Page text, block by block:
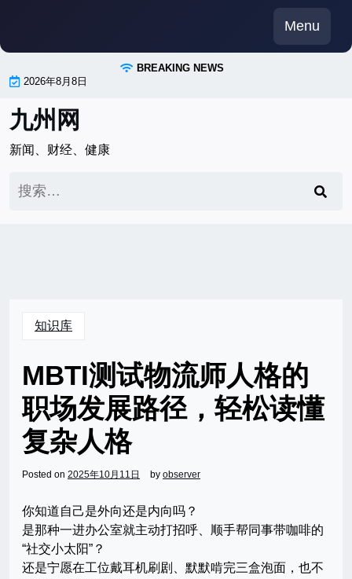
content
Menu
BREAKING NEWS
2026年8月8日
九州网
新闻、财经、健康
索：
知识库
MBTI测试物流师人格的
职场发展路径，轻松读懂
复杂人格
Posted on 2025年10月11日 by observer
你知道自己是外向还是内向吗？
是那种一进办公室就主动打招呼、顺手帮同事带咖啡的
“社交小太阳”？
还是宁愿在工位戴耳机刷剧、默默啃完三盒泡面，也不